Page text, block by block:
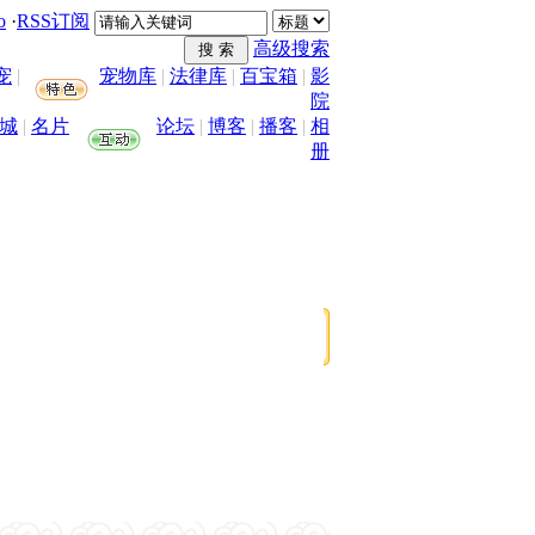
·RSS订阅
高级搜索
| 宠物库 | 法律库 | 百宝箱 | 影
院
| 名片 论坛 | 博客 | 播客 | 相
册